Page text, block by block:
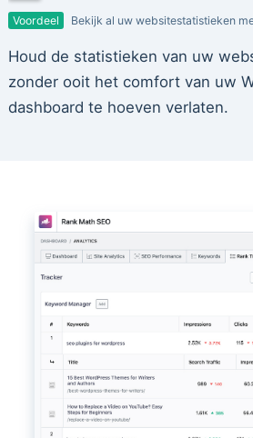
Voordeel Bekijk al uw websitestatistieken
Houd de statistieken van uw
zonder ooit het comfort van uw
dashboard te hoeven verlaten.